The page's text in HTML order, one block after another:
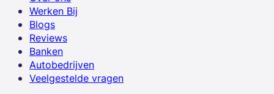
Werken Bij
Blogs
Reviews
Banken
Autobedrijven
Veelgestelde vragen